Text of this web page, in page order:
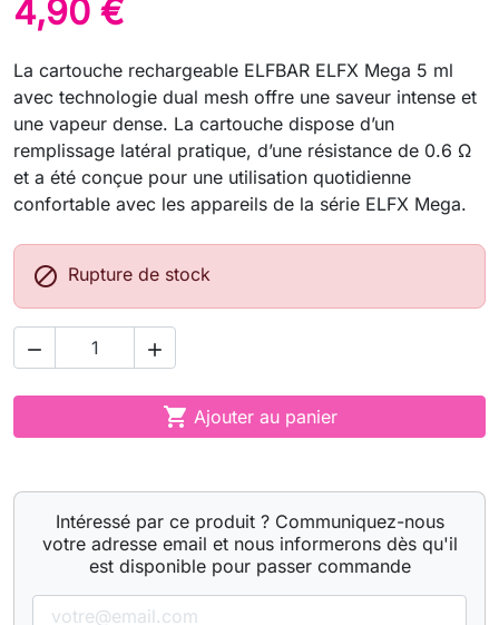
4,90 €
La cartouche rechargeable ELFBAR ELFX Mega 5 ml
avec technologie dual mesh offre une saveur intense et
une vapeur dense. La cartouche dispose d’un
remplissage latéral pratique, d’une résistance de 0.6 Ω
et a été conçue pour une utilisation quotidienne
confortable avec les appareils de la série ELFX Mega.
 Rupture de stock
 
 Ajouter au panier
Intéressé par ce produit ? Communiquez-nous
votre adresse email et nous informerons dès qu'il
est disponible pour passer commande